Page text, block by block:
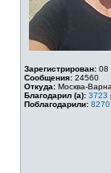
Зарегистрирован: 08
Сообщения: 24560
Откуда: Москва-Варна
Благодарил (а): 3723
Поблагодарили: 8270